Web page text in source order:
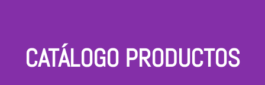
CATÁLOGO PRODUCTOS